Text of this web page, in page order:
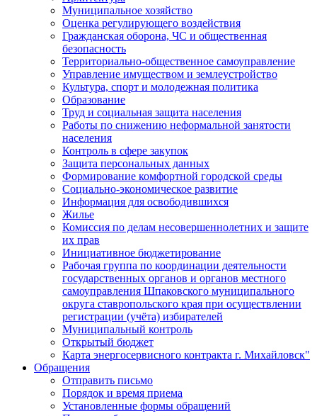
Муниципальное хозяйство
Оценка регулирующего воздействия
Гражданская оборона, ЧС и общественная
безопасность
Территориально-общественное самоуправление
Управление имуществом и землеустройство
Культура, спорт и молодежная политика
Образование
Труд и социальная защита населения
Работы по снижению неформальной занятости
населения
Контроль в сфере закупок
Защита персональных данных
Формирование комфортной городской среды
Социально-экономическое развитие
Информация для освободившихся
Жилье
Комиссия по делам несовершеннолетних и защите
их прав
Инициативное бюджетирование
Рабочая группа по координации деятельности
государственных органов и органов местного
самоуправления Шпаковского муниципального
округа ставропольского края при осуществлении
регистрации (учёта) избирателей
Муниципальный контроль
Открытый бюджет
Карта энергосервисного контракта г. Михайловск"
Обращения
Отправить письмо
Порядок и время приема
Установленные формы обращений